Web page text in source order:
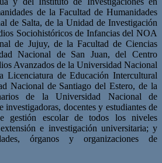
de la Facultad de Humanidades
de Salta, de la Unidad de Investigación
Sociohistóricos de Infancias del NOA
de Jujuy, de la Facultad de Ciencias
Nacional de San Juan, del Centro
Avanzados de la Universidad Nacional
Licenciatura de Educación Intercultural
Nacional de Santiago del Estero, de la
de la Universidad Nacional de
investigadoras, docentes y estudiantes de
gestión escolar de todos los niveles
e investigación universitaria; y
órganos y organizaciones de